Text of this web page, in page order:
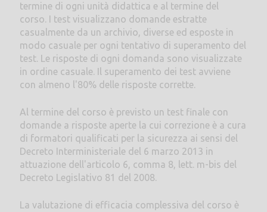
termine di ogni unità didattica e al termine del
corso. I test visualizzano domande estratte
casualmente da un archivio, diverse ed esposte in
modo casuale per ogni tentativo di superamento del
test. Le risposte di ogni domanda sono visualizzate
in ordine casuale. Il superamento dei test avviene
con almeno l'80% delle risposte corrette.
Al termine del corso è previsto un test finale con
domande a risposte aperte la cui correzione è a cura
di formatori qualificati per la sicurezza ai sensi del
Decreto Interministeriale del 6 marzo 2013 in
attuazione dell'articolo 6, comma 8, lett. m-bis del
Decreto Legislativo 81 del 2008.
La valutazione di efficacia complessiva del corso è